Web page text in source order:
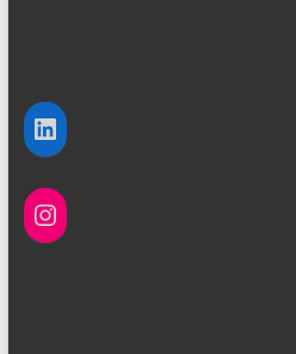
LinkedIn
Instagram